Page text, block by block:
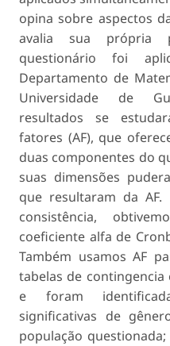
opina sobre aspectos
avalia sua própria
questionário foi
Departamento de
Universidade de
resultados se
fatores (AF), que
duas componentes do
suas dimensões
que resultaram da
consistência,
coeficiente alfa de
Também usamos AF
tabelas de contingencia
e foram
significativas de
população